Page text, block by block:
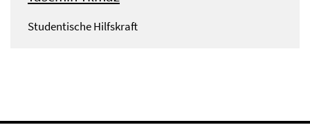
Studentische Hilfskraft